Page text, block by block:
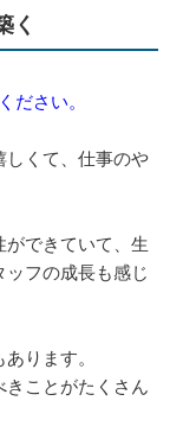
く
さい。
しくて、仕事のや
できていて、生
フの成長も感じ
ります。
ことがたくさん